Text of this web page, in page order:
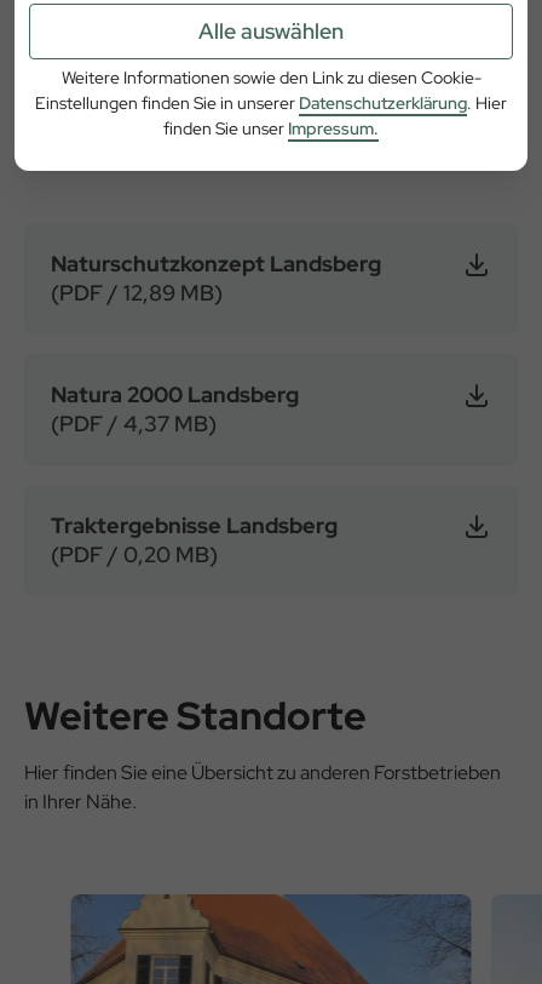
Alle auswählen
Weitere Informationen sowie den Link zu diesen Cookie-
Einstellungen finden Sie in unserer Datenschutzerklärung. Hier
finden Sie unser Impressum.
gibt für alle Unternehmensteile und deren Beschäftigten
einen verbindlichen Rahmen vor. Es wird von den
Forstbetrieben durch regionale Naturschutzkonzepte für
den jeweiligen Bereich ergänzt. Zusätzlich stehen hier für
Sie außerdem die Traktergebnisse des Forstbetriebes zur
Naturschutzkonzept Landsberg
(PDF / 12,89 MB)
Natura 2000 Landsberg
(PDF / 4,37 MB)
Traktergebnisse Landsberg
(PDF / 0,20 MB)
Weitere Standorte
Hier finden Sie eine Übersicht zu anderen Forstbetrieben
in Ihrer Nähe.